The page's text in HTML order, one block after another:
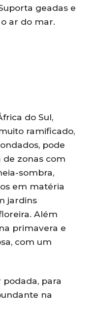
geadas e
ar do mar.
do Sul,
ramificado,
pode
de zonas com
sombra,
em matéria
jardins
Além
primavera e
com um
podada, para
na